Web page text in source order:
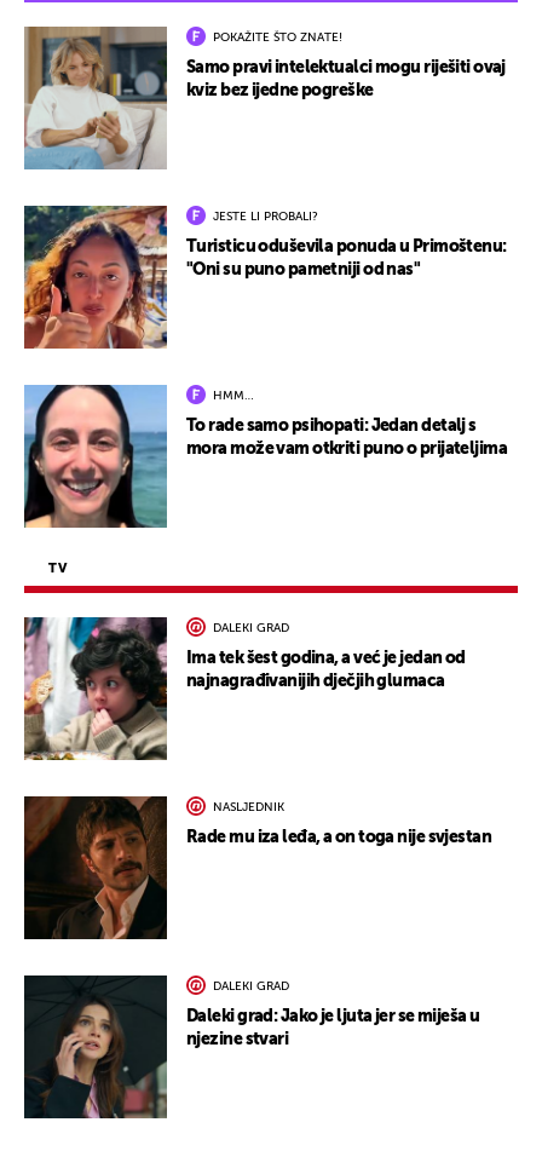
POKAŽITE ŠTO ZNATE!
Samo pravi intelektualci mogu riješiti ovaj
kviz bez ijedne pogreške
JESTE LI PROBALI?
Turisticu oduševila ponuda u Primoštenu:
"Oni su puno pametniji od nas"
HMM…
To rade samo psihopati: Jedan detalj s
mora može vam otkriti puno o prijateljima
TV
DALEKI GRAD
Ima tek šest godina, a već je jedan od
najnagrađivanijih dječjih glumaca
NASLJEDNIK
Rade mu iza leđa, a on toga nije svjestan
DALEKI GRAD
Daleki grad: Jako je ljuta jer se miješa u
njezine stvari